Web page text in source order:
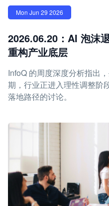
Mon Jun 29 2026
2026.06.20：AI 泡沫
重构产业底层
InfoQ 的周度深度分析指出
期，行业正进入理性调整阶
落地路径的讨论。